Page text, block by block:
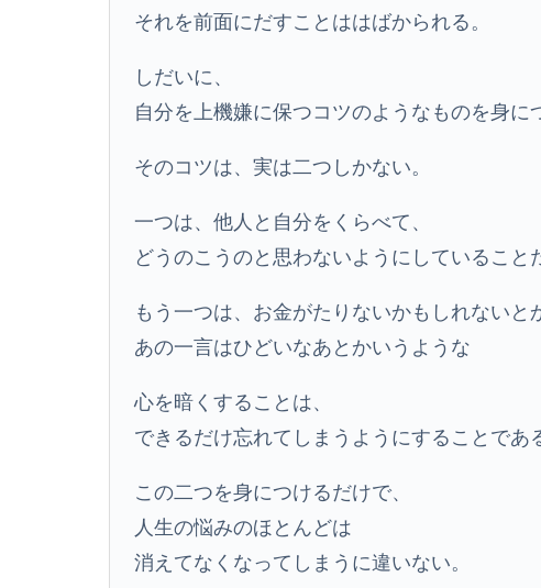
それを前面にだすことははばかられる。
しだいに、
自分を上機嫌に保つコツのようなものを身に
そのコツは、実は二つしかない。
一つは、他人と自分をくらべて、
どうのこうのと思わないようにしていること
もう一つは、お金がたりないかもしれないと
あの一言はひどいなあとかいうような
心を暗くすることは、
できるだけ忘れてしまうようにすることであ
この二つを身につけるだけで、
人生の悩みのほとんどは
消えてなくなってしまうに違いない。